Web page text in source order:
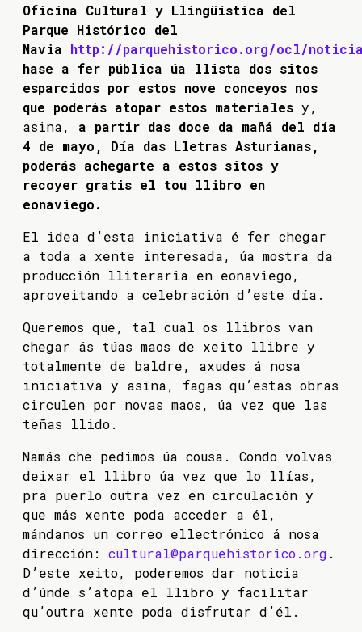
Oficina Cultural y Llingüística del
Parque Histórico del
Navia http://parquehistorico.org/ocl/
hase a fer pública úa llista dos sitos
esparcidos por estos nove conceyos nos
que poderás atopar estos materiales y,
asina, a partir das doce da mañá del día
4 de mayo, Día das Lletras Asturianas,
poderás achegarte a estos sitos y
recoyer gratis el tou llibro en
eonaviego.
El idea d’esta iniciativa é fer chegar
a toda a xente interesada, úa mostra da
producción lliteraria en eonaviego,
aproveitando a celebración d’este día.
Queremos que, tal cual os llibros van
chegar ás túas maos de xeito llibre y
totalmente de baldre, axudes á nosa
iniciativa y asina, fagas qu’estas obras
circulen por novas maos, úa vez que las
teñas llido.
Namás che pedimos úa cousa. Condo volvas
deixar el llibro úa vez que lo llías,
pra puerlo outra vez en circulación y
que más xente poda acceder a él,
mándanos un correo ellectrónico á nosa
dirección: cultural@parquehistorico.org .
D’este xeito, poderemos dar noticia
d’únde s’atopa el llibro y facilitar
qu’outra xente poda disfrutar d’él.